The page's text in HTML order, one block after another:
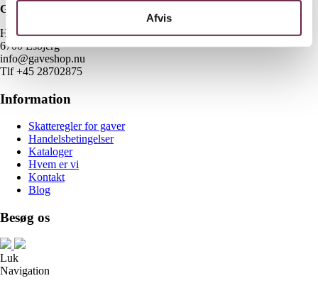
Afvis
Gaveshop.nu
H E Bluhmes Vej 53
6700 Esbjerg
info@gaveshop.nu
Tlf +45 28702875
Information
Skatteregler for gaver
Handelsbetingelser
Kataloger
Hvem er vi
Kontakt
Blog
Besøg os
Luk
Navigation